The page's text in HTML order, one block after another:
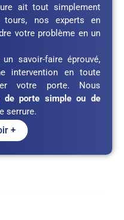
ait tout simplement
nos experts en
votre problème en un
savoir-faire éprouvé,
intervention en toute
votre porte. Nous
de porte simple ou de
serrure.
+